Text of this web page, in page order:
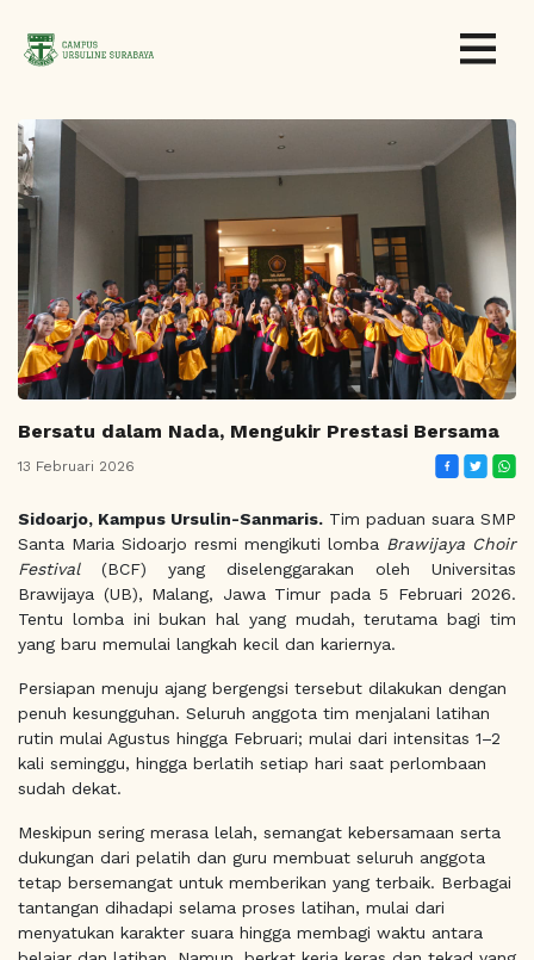
Bersatu dalam Nada, Mengukir Prestasi Bersama
13 Februari 2026
Sidoarjo, Kampus Ursulin-Sanmaris. Tim paduan suara SMP
Santa Maria Sidoarjo resmi mengikuti lomba Brawijaya Choir
Festival(BCF) yang diselenggarakan oleh Universitas
Brawijaya (UB), Malang, Jawa Timur pada 5 Februari 2026.
Tentu lomba ini bukan hal yang mudah, terutama bagi tim
yang baru memulai langkah kecil dan kariernya.
Persiapan menuju ajang bergengsi tersebut dilakukan dengan
penuh kesungguhan. Seluruh anggota tim menjalani latihan
rutin mulai Agustus hingga Februari; mulai dari intensitas 1–2
kali seminggu, hingga berlatih setiap hari saat perlombaan
sudah dekat.
Meskipun sering merasa lelah, semangat kebersamaan serta
dukungan dari pelatih dan guru membuat seluruh anggota
tetap bersemangat untuk memberikan yang terbaik. Berbagai
tantangan dihadapi selama proses latihan, mulai dari
menyatukan karakter suara hingga membagi waktu antara